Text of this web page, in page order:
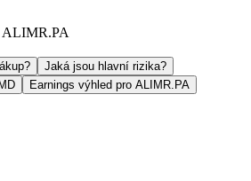
ALIMR.PA
Jaká jsou hlavní rizika?
Earnings výhled pro ALIMR.PA